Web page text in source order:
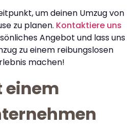
um deinen Umzug von
zu planen. Kontaktiere uns
Angebot und lass uns
zu einem reibungslosen
machen!
einem